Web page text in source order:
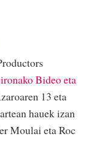
Bideo eta
13 eta
hauek izan
Moulai eta Roc